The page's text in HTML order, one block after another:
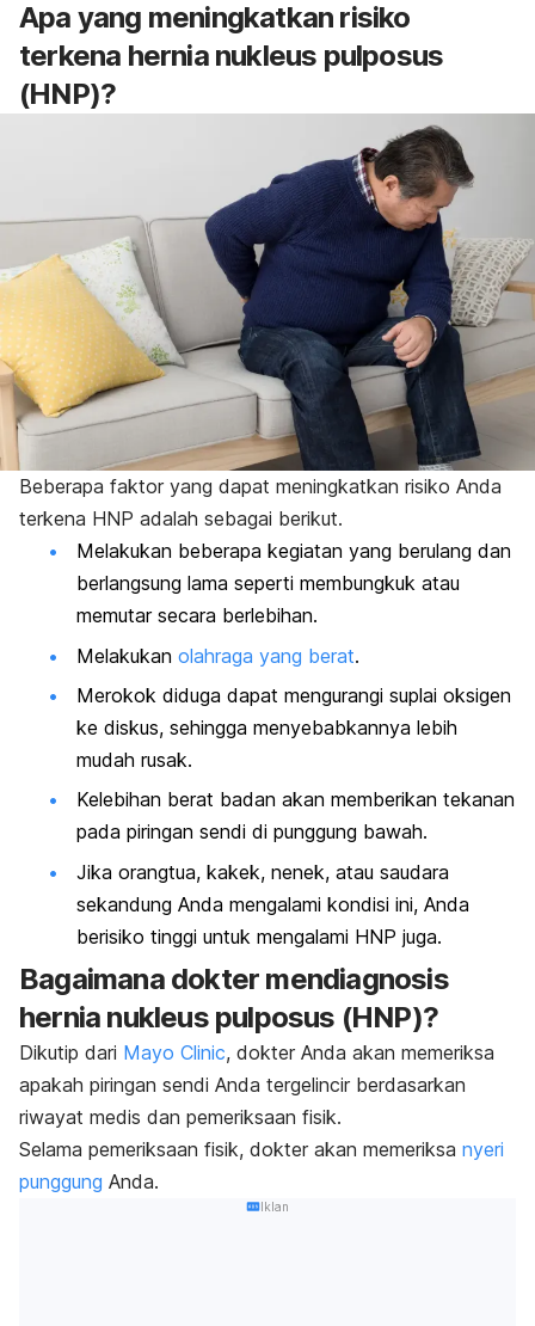
Apa yang meningkatkan risiko
terkena hernia nukleus pulposus
(HNP)?
Beberapa faktor yang dapat meningkatkan risiko Anda
terkena HNP adalah sebagai berikut.
Melakukan beberapa kegiatan yang berulang dan
berlangsung lama seperti membungkuk atau
memutar secara berlebihan.
Melakukan olahraga yang berat.
Merokok diduga dapat mengurangi suplai oksigen
ke diskus, sehingga menyebabkannya lebih
mudah rusak.
Kelebihan berat badan akan memberikan tekanan
pada piringan sendi di punggung bawah.
Jika orangtua, kakek, nenek, atau saudara
sekandung Anda mengalami kondisi ini, Anda
berisiko tinggi untuk mengalami HNP juga.
Bagaimana dokter mendiagnosis
hernia nukleus pulposus (HNP)?
Dikutip dari Mayo Clinic, dokter Anda akan memeriksa
apakah piringan sendi Anda tergelincir berdasarkan
riwayat medis dan pemeriksaan fisik.
Selama pemeriksaan fisik, dokter akan memeriksa nyeri
punggung Anda.
Iklan